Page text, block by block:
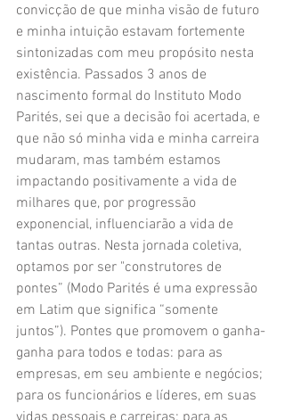
convicção de que minha visão de futuro
e minha intuição estavam fortemente
sintonizadas com meu propósito nesta
existência. Passados 3 anos de
nascimento formal do Instituto Modo
Parités, sei que a decisão foi acertada, e
que não só minha vida e minha carreira
mudaram, mas também estamos
impactando positivamente a vida de
milhares que, por progressão
exponencial, influenciarão a vida de
tantas outras. Nesta jornada coletiva,
optamos por ser "construtores de
pontes” (Modo Parités é uma expressão
em Latim que significa “somente
juntos”). Pontes que promovem o ganha-
ganha para todos e todas: para as
empresas, em seu ambiente e negócios;
para os funcionários e líderes, em suas